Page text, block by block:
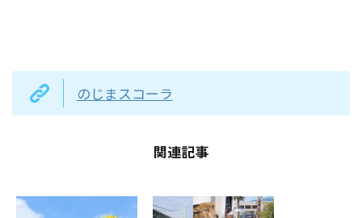
のじまスコーラ
関連記事